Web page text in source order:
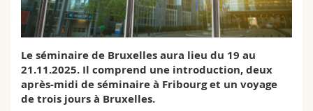
Sciences et médecine
Collaborateurs
Webmail
Programme des cours
MyUnifr
Le séminaire de Bruxelles aura lieu du 19 au
21.11.2025. Il comprend une introduction, deux
après-midi de séminaire à Fribourg et un voyage
de trois jours à Bruxelles.